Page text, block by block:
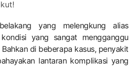
yang melengkung alias
yang sangat mengganggu
di beberapa kasus, penyakit
lantaran komplikasi yang